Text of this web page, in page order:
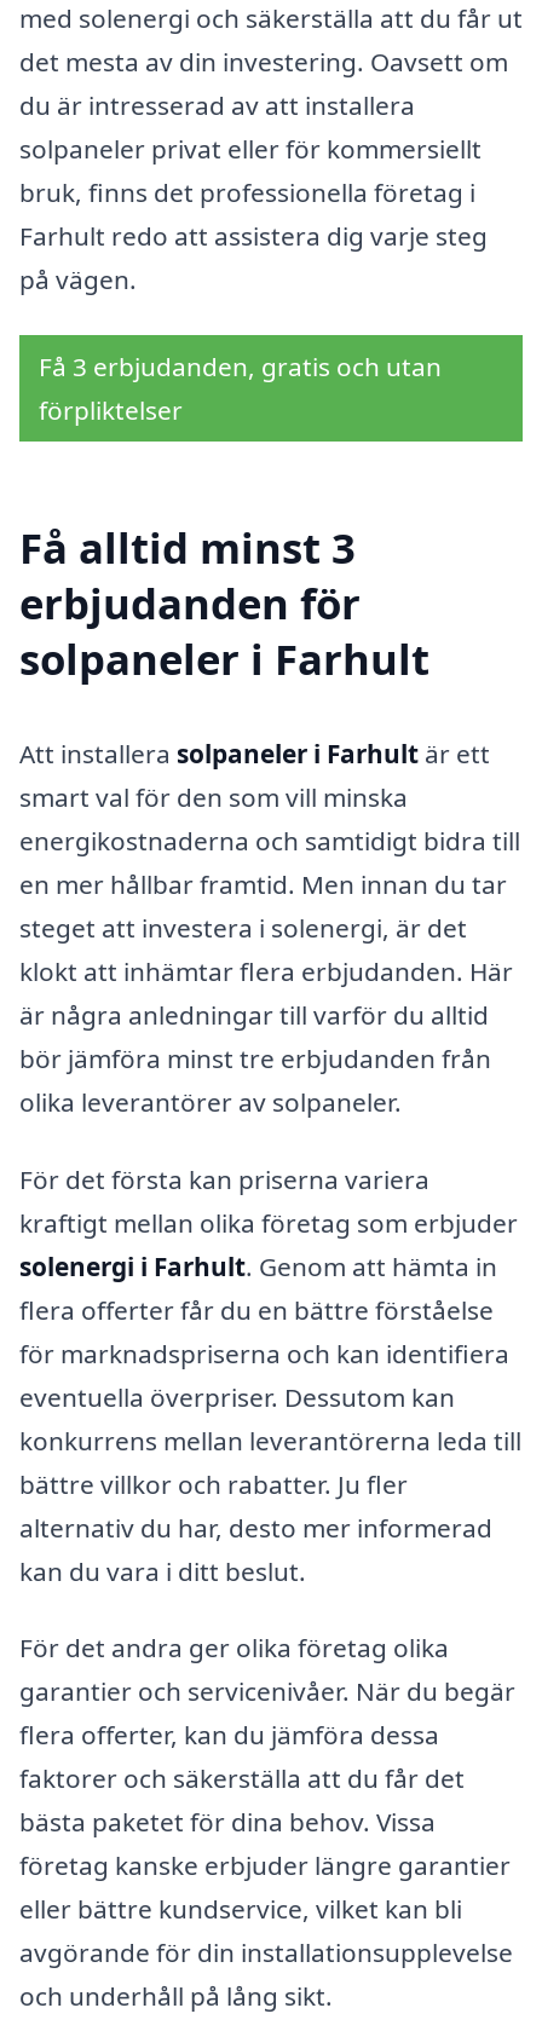
med solenergi och säkerställa att du får ut
det mesta av din investering. Oavsett om
du är intresserad av att installera
solpaneler privat eller för kommersiellt
bruk, finns det professionella företag i
Farhult redo att assistera dig varje steg
på vägen.
Få 3 erbjudanden, gratis och utan
förpliktelser
Få alltid minst 3
erbjudanden för
solpaneler i Farhult
Att installera solpaneler i Farhult är ett
smart val för den som vill minska
energikostnaderna och samtidigt bidra till
en mer hållbar framtid. Men innan du tar
steget att investera i solenergi, är det
klokt att inhämtar flera erbjudanden. Här
är några anledningar till varför du alltid
bör jämföra minst tre erbjudanden från
olika leverantörer av solpaneler.
För det första kan priserna variera
kraftigt mellan olika företag som erbjuder
solenergi i Farhult. Genom att hämta in
flera offerter får du en bättre förståelse
för marknadspriserna och kan identifiera
eventuella överpriser. Dessutom kan
konkurrens mellan leverantörerna leda till
bättre villkor och rabatter. Ju fler
alternativ du har, desto mer informerad
kan du vara i ditt beslut.
För det andra ger olika företag olika
garantier och servicenivåer. När du begär
flera offerter, kan du jämföra dessa
faktorer och säkerställa att du får det
bästa paketet för dina behov. Vissa
företag kanske erbjuder längre garantier
eller bättre kundservice, vilket kan bli
avgörande för din installationsupplevelse
och underhåll på lång sikt.